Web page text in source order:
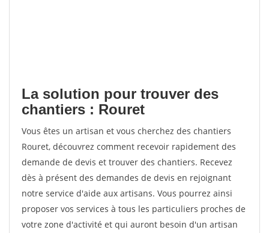
La solution pour trouver des
chantiers : Rouret
Vous êtes un artisan et vous cherchez des chantiers
Rouret, découvrez comment recevoir rapidement des
demande de devis et trouver des chantiers. Recevez
dès à présent des demandes de devis en rejoignant
notre service d'aide aux artisans. Vous pourrez ainsi
proposer vos services à tous les particuliers proches de
votre zone d'activité et qui auront besoin d'un artisan